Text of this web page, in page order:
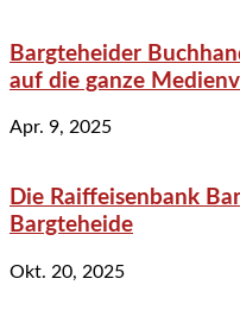
Bargteheider
auf die ganze
Apr. 9, 2025
Die Raiffeisenbank
Bargteheide
Okt. 20, 2025